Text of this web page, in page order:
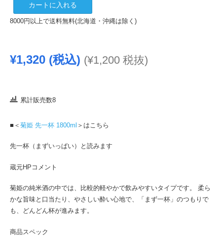
米
杯
カートに入れる
8000円以上で送料無料(北海道・沖縄は除く)
¥1,320 (税込) (¥1,200 税抜)
累計販売数8
■＜ 菊姫 先一杯 1800ml ＞はこちら
先一杯（まずいっぱい）と読みます
蔵元HPコメント
菊姫の純米酒の中では、比較的軽やかで飲みやすいタイプです。 柔ら
かな旨味と口当たり、やさしい酔い心地で、「まず一杯」のつもりで
も、どんどん杯が進みます。
商品スペック